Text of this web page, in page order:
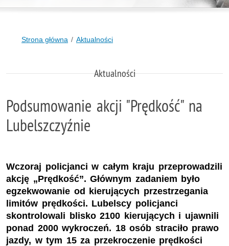
Strona główna Aktualności
Aktualności
Podsumowanie akcji "Prędkość" na
Lubelszczyźnie
Wczoraj policjanci w całym kraju przeprowadzili
akcję „Prędkość”. Głównym zadaniem było
egzekwowanie od kierujących przestrzegania
limitów prędkości. Lubelscy policjanci
skontrolowali blisko 2100 kierujących i ujawnili
ponad 2000 wykroczeń. 18 osób straciło prawo
jazdy, w tym 15 za przekroczenie prędkości